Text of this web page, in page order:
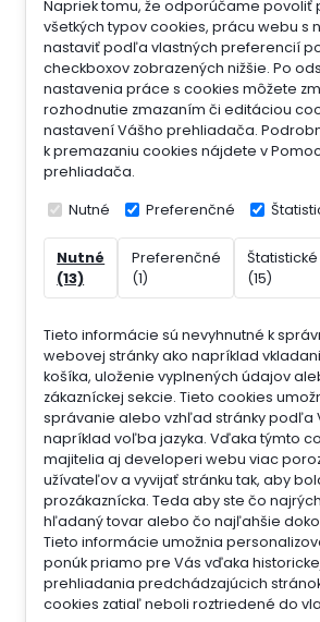
Napriek tomu, že odporúčame povoliť
všetkých typov cookies, prácu webu s
nastaviť podľa vlastných preferencií
checkboxov zobrazených nižšie. Po
nastavenia práce s cookies môžete
rozhodnutie zmazaním či editáciou
nastavení Vášho prehliadača.
k premazaniu cookies nájdete v
prehliadača.
Nutné Preferenčné
Nutné
(13)
Preferenčné
(1)
Štatistické
(15)
Tieto informácie sú nevyhnutné k
webovej stránky ako napríklad
košíka, uloženie vyplnených údajov
zákazníckej sekcie. Tieto cookies
správanie alebo vzhľad stránky podľa
napríklad voľba jazyka. Vďaka týmto
majitelia aj developeri webu viac
užívateľov a vyvijať stránku tak, aby
prozákaznícka. Teda aby ste čo
hľadaný tovar alebo čo najľahšie
Tieto informácie umožnia
ponúk priamo pre Vás vďaka
prehliadania predchádzajúcich
cookies zatiaľ neboli roztriedené do